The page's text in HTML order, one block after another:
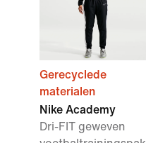
Gerecyclede
materialen
Nike Academy
Dri-FIT geweven